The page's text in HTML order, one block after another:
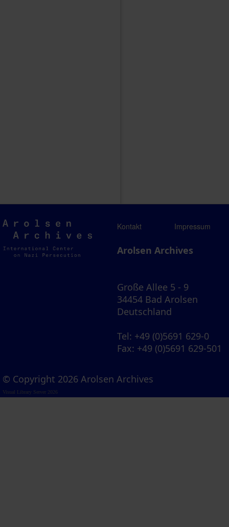
Arolsen
Archives
Kontakt Impressum
Arolsen Archives
Große Allee 5 - 9
34454 Bad Arolsen
Deutschland
Tel: +49 (0)5691 629-0
Fax: +49 (0)5691 629-501
© Copyright 2026 Arolsen Archives
Visual Library Server 2026